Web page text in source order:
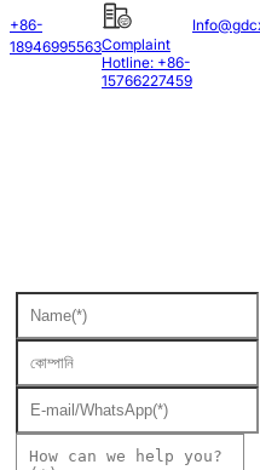
+86-
18946995563Complaint
Hotline: +86-
15766227459